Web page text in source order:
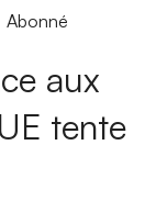
Abonné
aux
tente